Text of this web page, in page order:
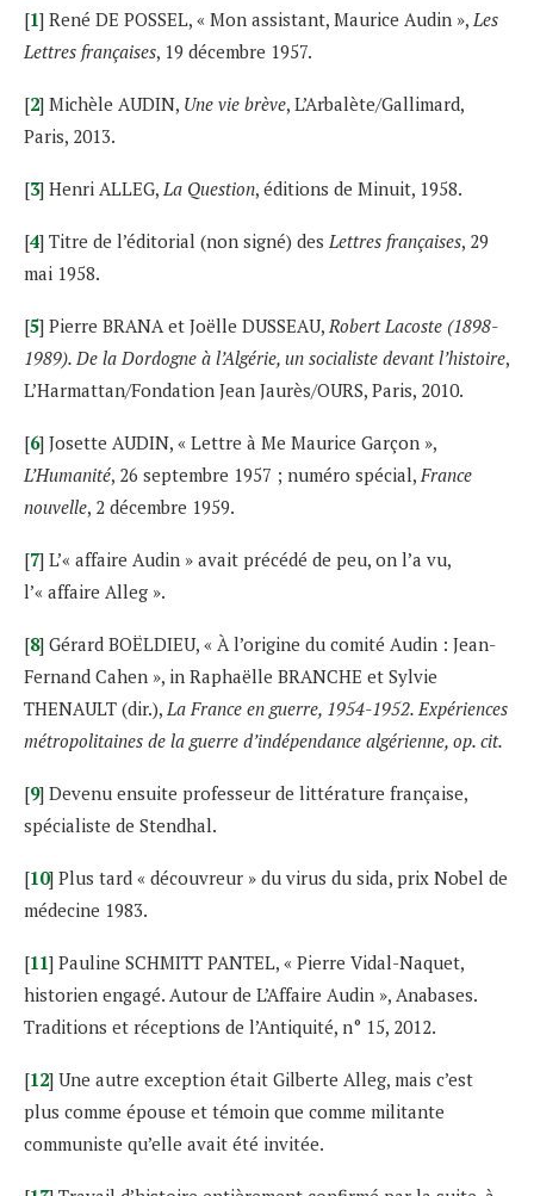
[1] René DE POSSEL, « Mon assistant, Maurice Audin », Les
Lettres françaises, 19 décembre 1957.
[2] Michèle AUDIN, Une vie brève, L’Arbalète/Gallimard,
Paris, 2013.
[3] Henri ALLEG, La Question, éditions de Minuit, 1958.
[4] Titre de l’éditorial (non signé) des Lettres françaises, 29
mai 1958.
[5] Pierre BRANA et Joëlle DUSSEAU, Robert Lacoste (1898-
1989). De la Dordogne à l’Algérie, un socialiste devant l’histoire,
L’Harmattan/Fondation Jean Jaurès/OURS, Paris, 2010.
[6] Josette AUDIN, « Lettre à Me Maurice Garçon »,
L’Humanité, 26 septembre 1957 ; numéro spécial, France
nouvelle, 2 décembre 1959.
[7] L’« affaire Audin » avait précédé de peu, on l’a vu,
l’« affaire Alleg ».
[8] Gérard BOËLDIEU, « À l’origine du comité Audin : Jean-
Fernand Cahen », in Raphaëlle BRANCHE et Sylvie
THENAULT (dir.), La France en guerre, 1954-1952. Expériences
métropolitaines de la guerre d’indépendance algérienne, op. cit.
[9] Devenu ensuite professeur de littérature française,
spécialiste de Stendhal.
[10] Plus tard « découvreur » du virus du sida, prix Nobel de
médecine 1983.
[11] Pauline SCHMITT PANTEL, « Pierre Vidal-Naquet,
historien engagé. Autour de L’Affaire Audin », Anabases.
Traditions et réceptions de l’Antiquité, n° 15, 2012.
[12] Une autre exception était Gilberte Alleg, mais c’est
plus comme épouse et témoin que comme militante
communiste qu’elle avait été invitée.